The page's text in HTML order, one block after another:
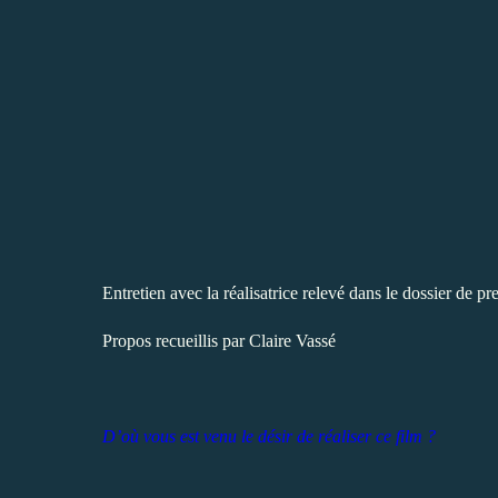
Entretien avec la réalisatrice relevé dans le dossier de
Propos recueillis par Claire Vassé
D’où vous est venu le désir de réaliser ce film ?